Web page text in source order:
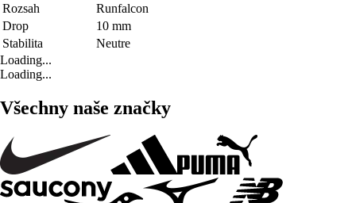
Rozsah
Runfalcon
Drop
10 mm
Stabilita
Neutre
Loading...
Loading...
Všechny naše značky